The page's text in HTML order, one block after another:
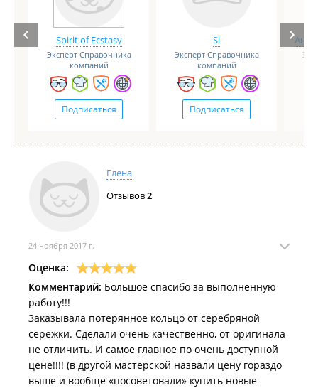
Spirit of Ecstasy
Эксперт Справочника
компаний
Подписаться
Si
Эксперт Справочника
компаний
Подписаться
Елена
Отзывов2
24 ноября 2017 г.
Оценка:
Комментарий: Большое спасибо за выполненную
работу!!!
Заказывала потерянное кольцо от серебряной
сережки. Сделали очень качественно, от оригинала
не отличить. И самое главное по очень доступной
цене!!!! (в другой мастерской назвали цену гораздо
выше и вообще «посоветовали» купить новые